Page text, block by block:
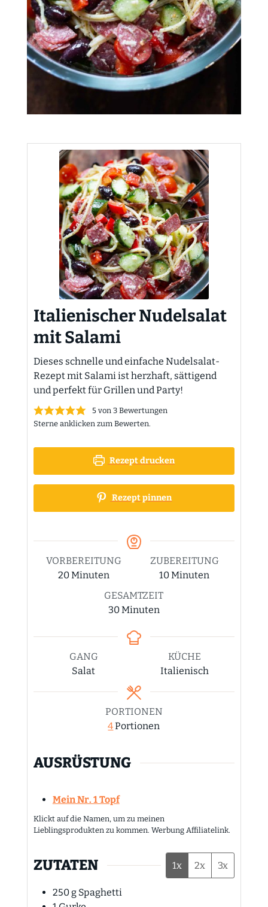
Italienischer Nudelsalat
mit Salami
Dieses schnelle und einfache Nudelsalat-
Rezept mit Salami ist herzhaft, sättigend
und perfekt für Grillen und Party!
5von 3Bewertungen
Sterne anklicken zum Bewerten.
Rezept drucken
Rezept pinnen
VORBEREITUNG
20Minuten
Minuten
ZUBEREITUNG
10Minuten
Minuten
GESAMTZEIT
30Minuten
Minuten
GANG
Salat
KÜCHE
Italienisch
PORTIONEN
4Portionen
AUSRÜSTUNG
Mein Nr. 1 Topf
Klickt auf die Namen, um zu meinen
Lieblingsprodukten zu kommen. Werbung Affiliatelink.
ZUTATEN 1x 2x 3x
250g Spaghetti